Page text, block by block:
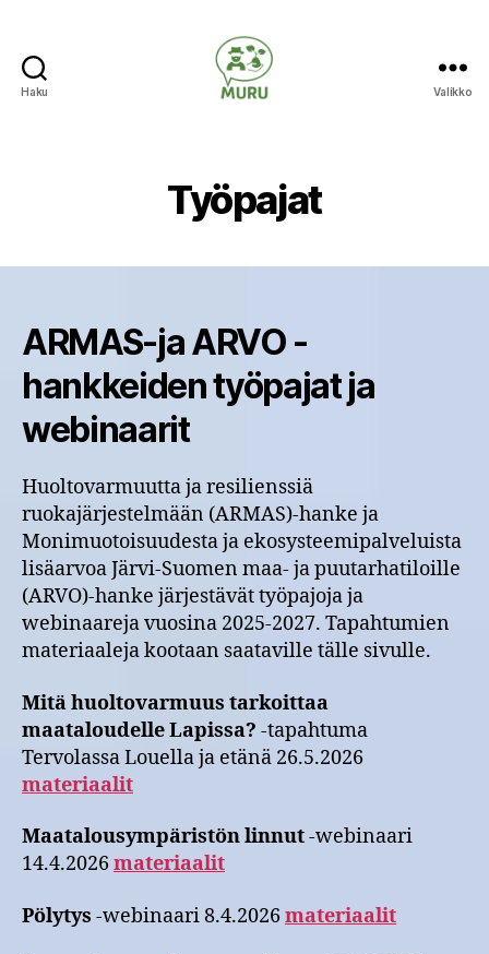
Haku Valikko
Työpajat
ARMAS-ja ARVO -
hankkeiden työpajat ja
webinaarit
Huoltovarmuutta ja resilienssiä
ruokajärjestelmään (ARMAS)-hanke ja
Monimuotoisuudesta ja ekosysteemipalveluista
lisäarvoa Järvi-Suomen maa- ja puutarhatiloille
(ARVO)-hanke järjestävät työpajoja ja
webinaareja vuosina 2025-2027. Tapahtumien
materiaaleja kootaan saataville tälle sivulle.
Mitä huoltovarmuus tarkoittaa
maataloudelle Lapissa? -tapahtuma
Tervolassa Louella ja etänä 26.5.2026
materiaalit
Maatalousympäristön linnut-webinaari
14.4.2026 materiaalit
Pölytys -webinaari 8.4.2026 materiaalit